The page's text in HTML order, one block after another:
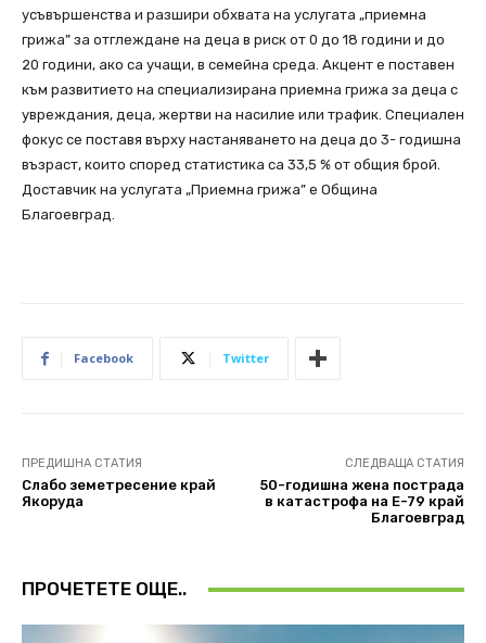
усъвършенства и разшири обхвата на услугата „приемна
грижа” за отглеждане на деца в риск от 0 до 18 години и до
20 години, ако са учащи, в семейна среда. Акцент е поставен
към развитието на специализирана приемна грижа за деца с
увреждания, деца, жертви на насилие или трафик. Специален
фокус се поставя върху настаняването на деца до 3- годишна
възраст, които според статистика са 33,5 % от общия брой.
Доставчик на услугата „Приемна грижа” е Община
Благоевград.
Facebook Twitter
ПРЕДИШНА СТАТИЯ
Слабо земетресение край
Якоруда
СЛЕДВАЩА СТАТИЯ
50-годишна жена пострада
в катастрофа на Е-79 край
Благоевград
ПРОЧЕТЕТЕ ОЩЕ..